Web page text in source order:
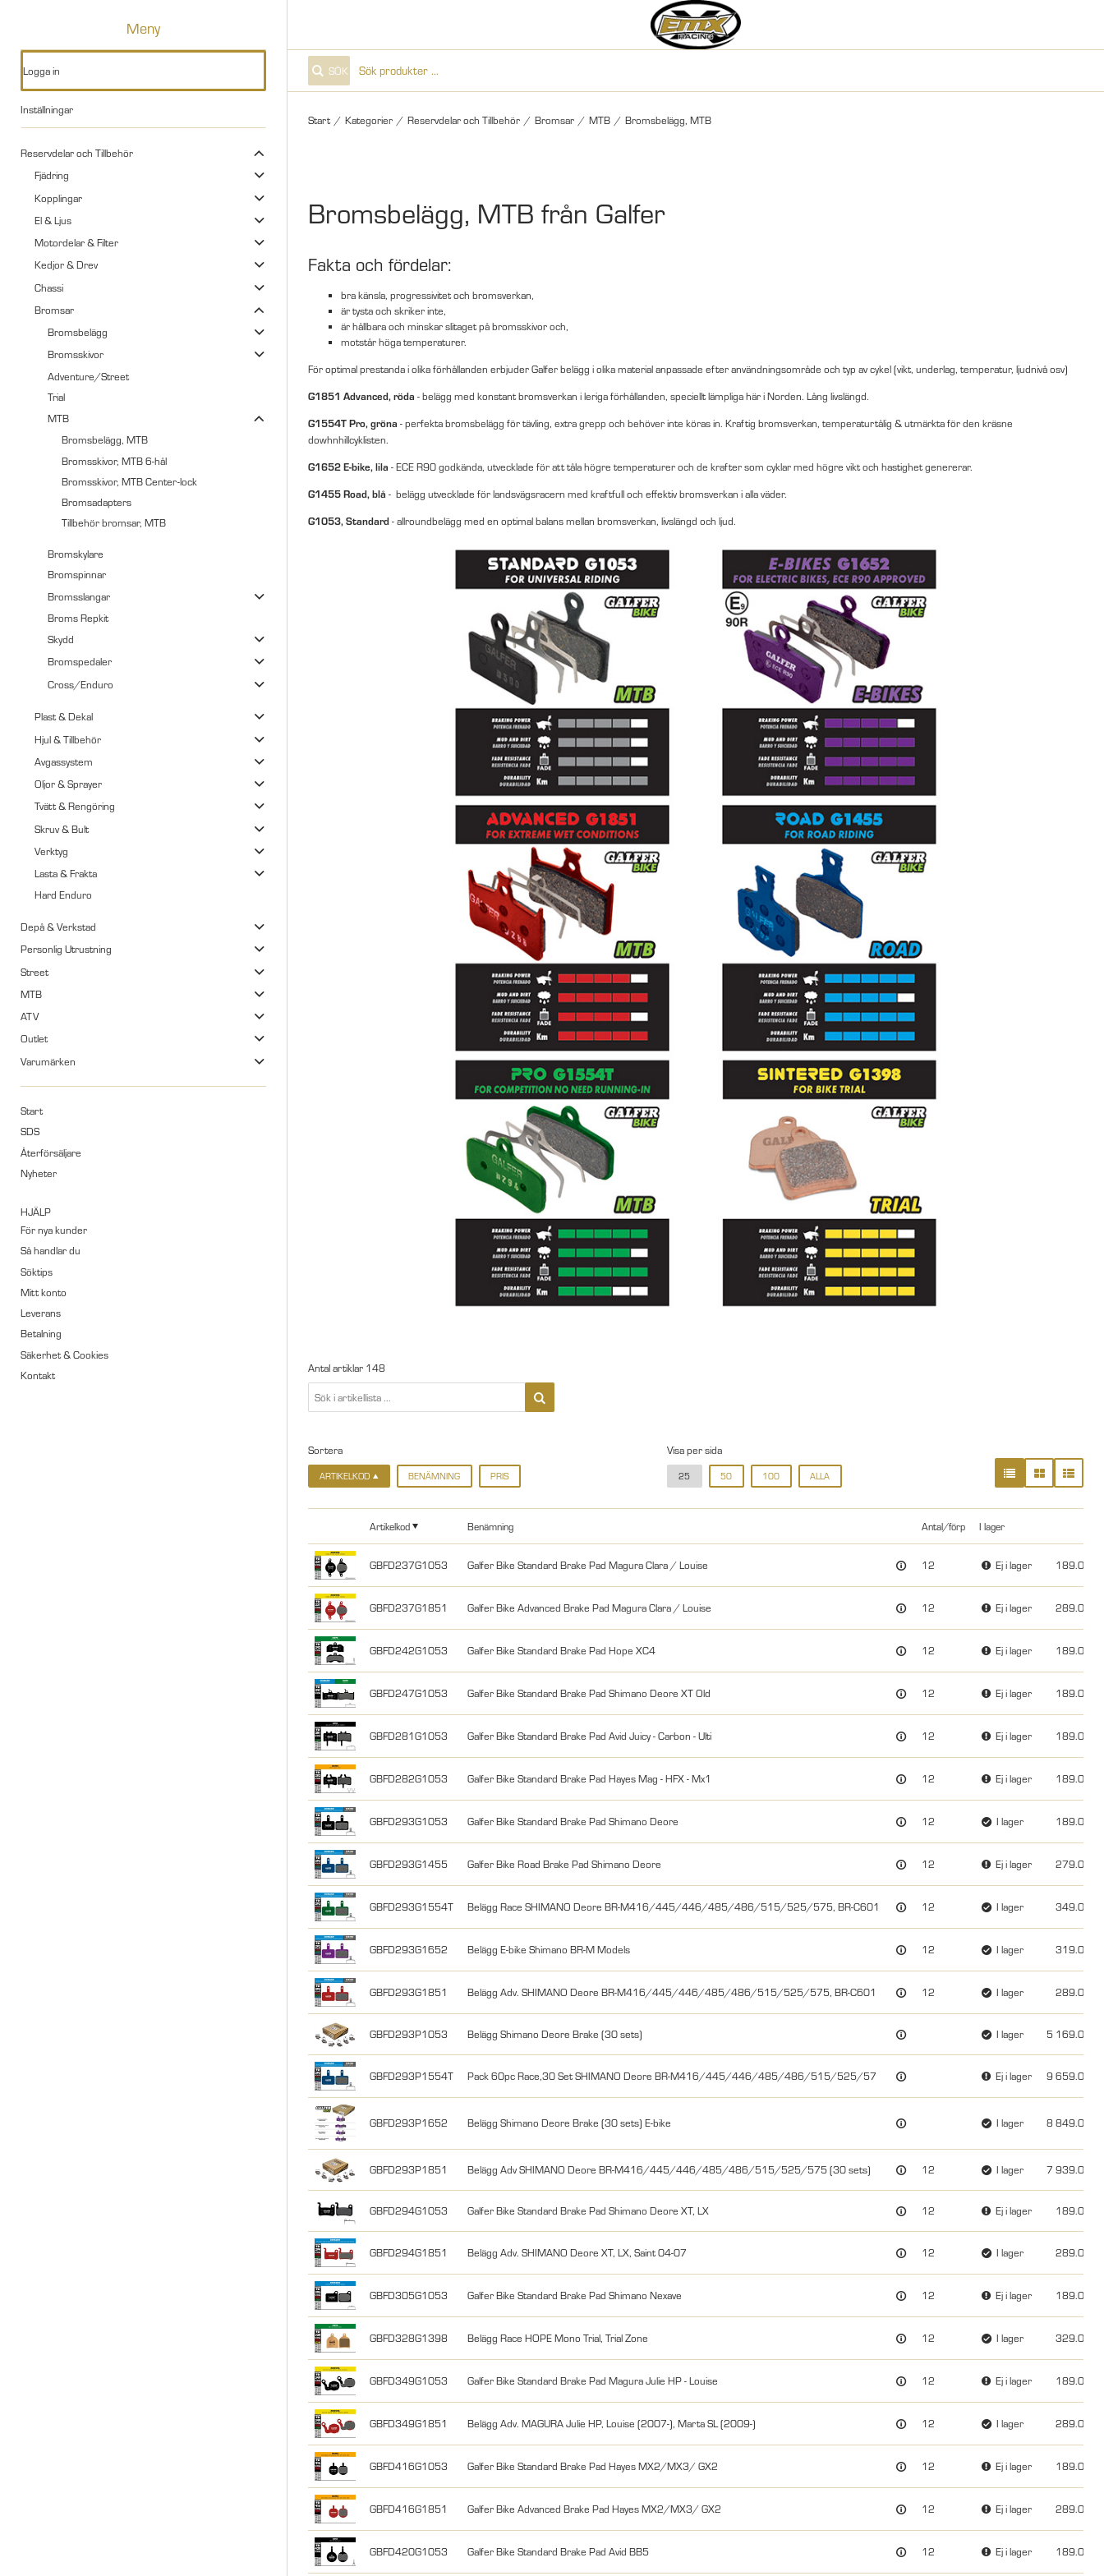
Meny
Logga in
Inställningar
Reservdelar och Tillbehör
Fjädring
Kopplingar
El & Ljus
Motordelar & Filter
Kedjor & Drev
Chassi
Bromsar
Bromsbelägg
Bromsskivor
Adventure/Street
Trial
MTB
Bromsbelägg, MTB
Bromsskivor, MTB 6-hål
Bromsskivor, MTB Center-lock
Bromsadapters
Tillbehör bromsar, MTB
Bromskylare
Bromspinnar
Bromsslangar
Broms Repkit
Skydd
Bromspedaler
Cross/Enduro
Plast & Dekal
Hjul & Tillbehör
Avgassystem
Oljor & Sprayer
Tvätt & Rengöring
Skruv & Bult
Verktyg
Lasta & Frakta
Hard Enduro
Depå & Verkstad
Personlig Utrustning
Street
MTB
ATV
Outlet
Varumärken
Start
SDS
Återförsäljare
Nyheter
HJÄLP
För nya kunder
Så handlar du
Söktips
Mitt konto
Leverans
Betalning
Säkerhet & Cookies
Kontakt
SÖK
Start / Kategorier / Reservdelar och Tillbehör / Bromsar / MTB / Bromsbelägg, MTB
Bromsbelägg, MTB från Galfer
Fakta och fördelar:
bra känsla, progressivitet och bromsverkan,
är tysta och skriker inte,
är hållbara och minskar slitaget på bromsskivor och,
motstår höga temperaturer.
För optimal prestanda i olika förhållanden erbjuder Galfer belägg i olika material anpassade efter användningsområde och typ av cykel (vikt, underlag, temperatur, ljudnivå osv)
G1851 Advanced, röda - belägg med konstant bromsverkan i leriga förhållanden, speciellt lämpliga här i Norden. Lång livslängd.
G1554T Pro, gröna - perfekta bromsbelägg för tävling, extra grepp och behöver inte köras in. Kraftig bromsverkan, temperaturtålig & utmärkta för den kräsne
dowhnhillcyklisten.
G1652 E-bike, lila - ECE R90 godkända, utvecklade för att tåla högre temperaturer och de krafter som cyklar med högre vikt och hastighet genererar.
G1455 Road, blå - belägg utvecklade för landsvägsracern med kraftfull och effektiv bromsverkan i alla väder.
G1053, Standard- allroundbelägg med en optimal balans mellan bromsverkan, livslängd och ljud.
Antal artiklar 148
Sortera
ARTIKELKOD BENÄMNING PRIS
Visa per sida
25 50 100 ALLA
Artikelkod Benämning Antal/förp I lager
GBFD237G1053 Galfer Bike Standard Brake Pad Magura Clara / Louise 12 Ej i lager 189.00
GBFD237G1851 Galfer Bike Advanced Brake Pad Magura Clara / Louise 12 Ej i lager 289.00
GBFD242G1053 Galfer Bike Standard Brake Pad Hope XC4 12 Ej i lager 189.00
GBFD247G1053 Galfer Bike Standard Brake Pad Shimano Deore XT Old 12 Ej i lager 189.00
GBFD281G1053 Galfer Bike Standard Brake Pad Avid Juicy - Carbon - Ulti 12 Ej i lager 189.00
GBFD282G1053 Galfer Bike Standard Brake Pad Hayes Mag - HFX - Mx1 12 Ej i lager 189.00
GBFD293G1053 Galfer Bike Standard Brake Pad Shimano Deore 12 I lager 189.00
GBFD293G1455 Galfer Bike Road Brake Pad Shimano Deore 12 Ej i lager 279.00
GBFD293G1554T Belägg Race SHIMANO Deore BR-M416/445/446/485/486/515/525/575, BR-C601 12 I lager 349.00
GBFD293G1652 Belägg E-bike Shimano BR-M Models 12 I lager 319.00
GBFD293G1851 Belägg Adv. SHIMANO Deore BR-M416/445/446/485/486/515/525/575, BR-C601 12 I lager 289.00
GBFD293P1053 Belägg Shimano Deore Brake (30 sets) I lager 5 169.00
GBFD293P1554T Pack 60pc Race,30 Set SHIMANO Deore BR-M416/445/446/485/486/515/525/57 Ej i lager 9 659.00
GBFD293P1652 Belägg Shimano Deore Brake (30 sets) E-bike I lager 8 849.00
GBFD293P1851 Belägg Adv SHIMANO Deore BR-M416/445/446/485/486/515/525/575 (30 sets) 12 I lager 7 939.00
GBFD294G1053 Galfer Bike Standard Brake Pad Shimano Deore XT, LX 12 Ej i lager 189.00
GBFD294G1851 Belägg Adv. SHIMANO Deore XT, LX, Saint 04-07 12 I lager 289.00
GBFD305G1053 Galfer Bike Standard Brake Pad Shimano Nexave 12 Ej i lager 189.00
GBFD328G1398 Belägg Race HOPE Mono Trial, Trial Zone 12 I lager 329.00
GBFD349G1053 Galfer Bike Standard Brake Pad Magura Julie HP - Louise 12 Ej i lager 189.00
GBFD349G1851 Belägg Adv. MAGURA Julie HP, Louise (2007-), Marta SL (2009-) 12 I lager 289.00
GBFD416G1053 Galfer Bike Standard Brake Pad Hayes MX2/MX3/ GX2 12 Ej i lager 189.00
GBFD416G1851 Galfer Bike Advanced Brake Pad Hayes MX2/MX3/ GX2 12 Ej i lager 289.00
GBFD420G1053 Galfer Bike Standard Brake Pad Avid BB5 12 Ej i lager 189.00